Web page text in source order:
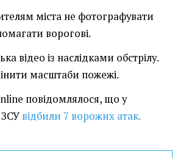
міста не фотографувати
ворогові.
відео із наслідками обстрілу.
масштаби пожежі.
повідомлялося, що у
ЗСУ відбили 7 ворожих атак.